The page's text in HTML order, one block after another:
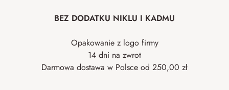
BEZ DODATKU NIKLU I KADMU
Opakowanie z logo firmy
14 dni na zwrot
Darmowa dostawa w Polsce od 250,00 zł